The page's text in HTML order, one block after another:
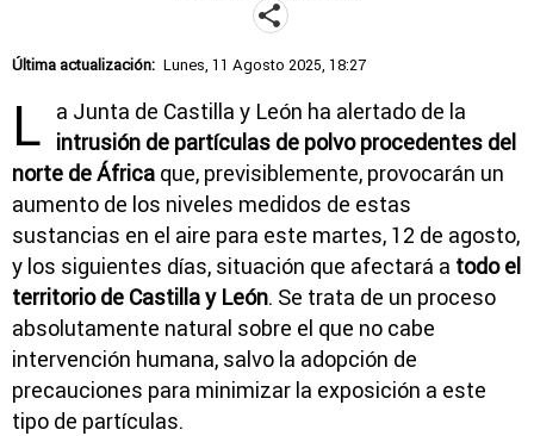
Última actualización: Lunes, 11 Agosto 2025, 18:27
L
a Junta de Castilla y León ha alertado de la
intrusión de partículas de polvo procedentes del
norte de África que, previsiblemente, provocarán un
aumento de los niveles medidos de estas
sustancias en el aire para este martes, 12 de agosto,
y los siguientes días, situación que afectará a todo el
territorio de Castilla y León. Se trata de un proceso
absolutamente natural sobre el que no cabe
intervención humana, salvo la adopción de
precauciones para minimizar la exposición a este
tipo de partículas.